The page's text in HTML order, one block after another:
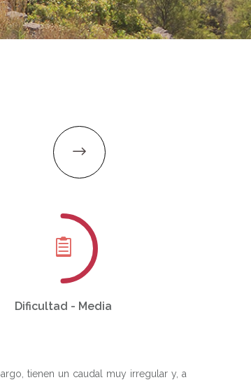
Dificultad - Media
tienen un caudal muy irregular y, a